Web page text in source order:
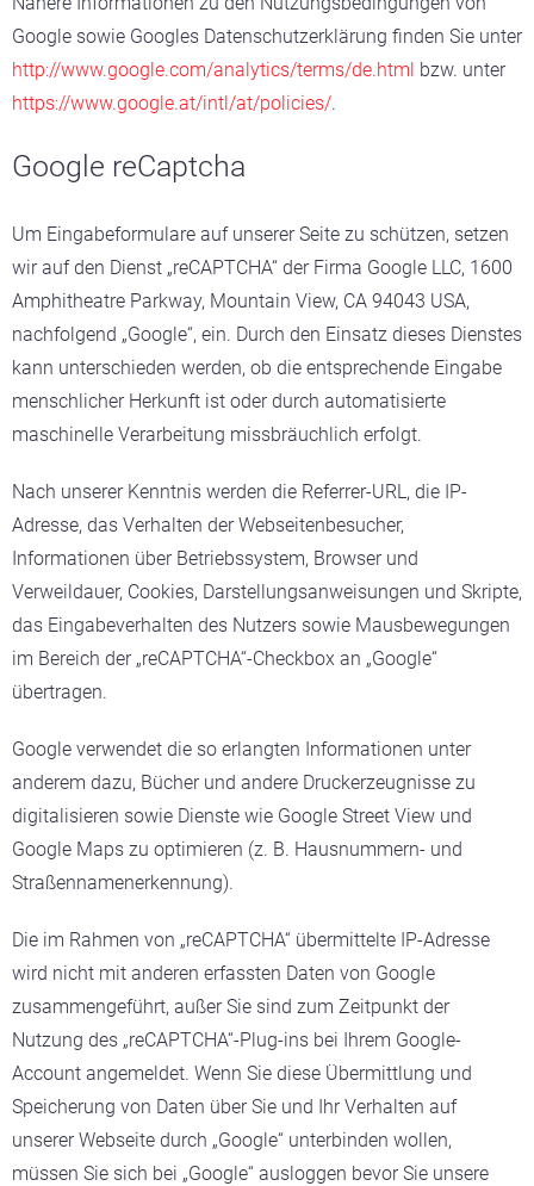
Google sowie Googles Datenschutzerklärung finden Sie unter
http://www.google.com/analytics/terms/de.html bzw. unter
https://www.google.at/intl/at/policies/.
Google reCaptcha
Um Eingabeformulare auf unserer Seite zu schützen, setzen
wir auf den Dienst „reCAPTCHA“ der Firma Google LLC, 1600
Amphitheatre Parkway, Mountain View, CA 94043 USA,
nachfolgend „Google“, ein. Durch den Einsatz dieses Dienstes
kann unterschieden werden, ob die entsprechende Eingabe
menschlicher Herkunft ist oder durch automatisierte
maschinelle Verarbeitung missbräuchlich erfolgt.
Nach unserer Kenntnis werden die Referrer-URL, die IP-
Adresse, das Verhalten der Webseitenbesucher,
Informationen über Betriebssystem, Browser und
Verweildauer, Cookies, Darstellungsanweisungen und Skripte,
das Eingabeverhalten des Nutzers sowie Mausbewegungen
im Bereich der „reCAPTCHA“-Checkbox an „Google“
übertragen.
Google verwendet die so erlangten Informationen unter
anderem dazu, Bücher und andere Druckerzeugnisse zu
digitalisieren sowie Dienste wie Google Street View und
Google Maps zu optimieren (z. B. Hausnummern- und
Straßennamenerkennung).
Die im Rahmen von „reCAPTCHA“ übermittelte IP-Adresse
wird nicht mit anderen erfassten Daten von Google
zusammengeführt, außer Sie sind zum Zeitpunkt der
Nutzung des „reCAPTCHA“-Plug-ins bei Ihrem Google-
Account angemeldet. Wenn Sie diese Übermittlung und
Speicherung von Daten über Sie und Ihr Verhalten auf
unserer Webseite durch „Google“ unterbinden wollen,
müssen Sie sich bei „Google“ ausloggen bevor Sie unsere